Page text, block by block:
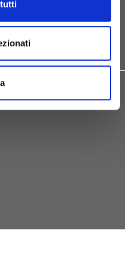
è
Il factoring
domanda
di crescita. Il
un mercato ancora